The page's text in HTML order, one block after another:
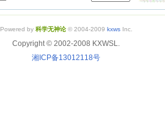
Powered by 科学无神论© 2004-2009 kxwsInc.
Copyright © 2002-2008 KXWSL.
湘ICP备13012118号